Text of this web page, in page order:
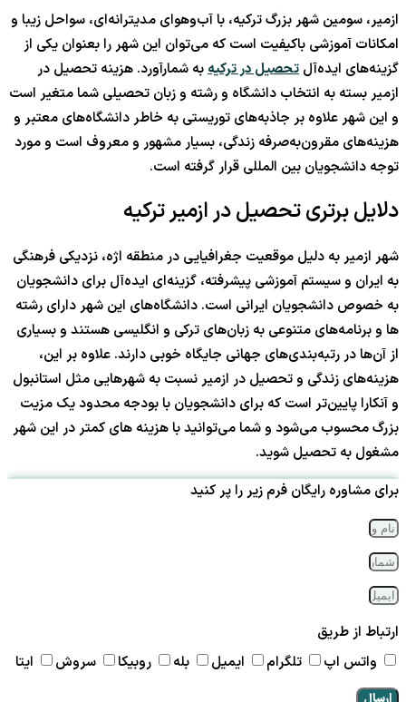
ازمیر، سومین شهر بزرگ ترکیه، با آب‌وهوای مدیترانه‌ای، سواحل زیبا و
امکانات آموزشی باکیفیت است که می‌توان این شهر را بعنوان یکی از
گزینه‌های ایده‌آل تحصیل در ترکیهبه شمارآورد. هزینه تحصیل در
ازمیر بسته به انتخاب دانشگاه و رشته و زبان تحصیلی شما متغیر است
و این شهر علاوه بر جاذبه‌های توریستی به خاطر دانشگاه‌های معتبر و
هزینه‌های مقرون‌به‌صرفه زندگی، بسیار مشهور و معروف است و مورد
توجه دانشجویان بین المللی قرار گرفته است.
دلایل برتری تحصیل در ازمیر ترکیه
شهر ازمیر به دلیل موقعیت جغرافیایی در منطقه اژه، نزدیکی فرهنگی
به ایران و سیستم آموزشی پیشرفته، گزینه‌ای ایده‌آل برای دانشجویان
به خصوص دانشجویان ایرانی است. دانشگاه‌های این شهر دارای رشته
ها و برنامه‌های متنوعی به زبان‌های ترکی و انگلیسی هستند و بسیاری
از آن‌ها در رتبه‌بندی‌های جهانی جایگاه خوبی دارند. علاوه بر این،
هزینه‌های زندگی و تحصیل در ازمیر نسبت به شهرهایی مثل استانبول
و آنکارا پایین‌تر است که برای دانشجویان با بودجه محدود یک مزیت
بزرگ محسوب می‌شود و شما می‌توانید با هزینه های کمتر در این شهر
مشغول به تحصیل شوید.
برای مشاوره رایگان فرم زیر را پر کنید
ارتباط از طریق
واتس اپ
تلگرام ایمیل بله روبیکا سروش ایتا